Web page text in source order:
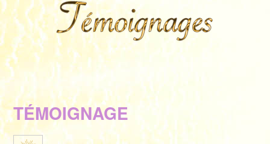
TÉMOIGNAGE